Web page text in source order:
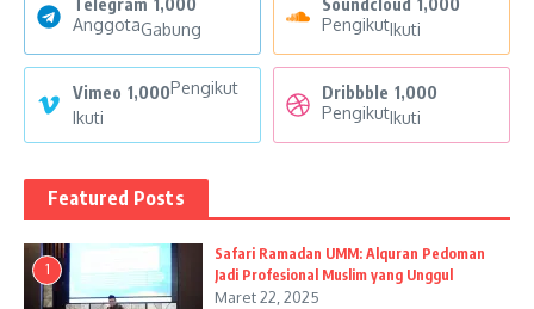
Telegram 1,000
AnggotaGabung
Soundcloud 1,000
PengikutIkuti
Vimeo 1,000Pengikut
Ikuti
Dribbble 1,000
PengikutIkuti
Featured Posts
1
Safari Ramadan UMM: Alquran Pedoman
Jadi Profesional Muslim yang Unggul
Maret 22, 2025